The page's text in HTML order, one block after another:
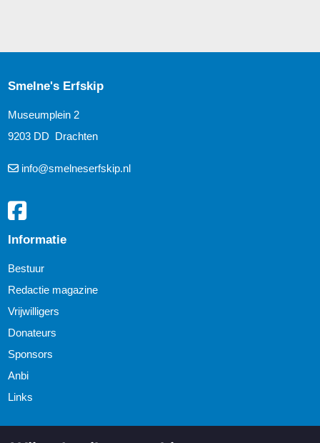
Smelne's Erfskip
Museumplein 2
9203 DD Drachten
info@smelneserfskip.nl
Informatie
Bestuur
Redactie magazine
Vrijwilligers
Donateurs
Sponsors
Anbi
Links